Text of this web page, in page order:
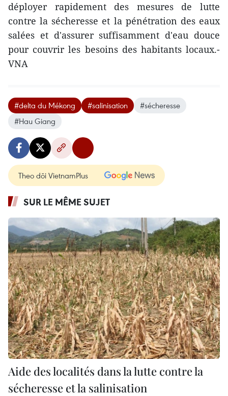
déployer rapidement des mesures ​de lutte
contre la sécheresse et l​a pénétration des eaux
salées et d'assurer ​suffisamment d'eau ​douce
pour couvrir les besoins des habitants locaux.-
VNA
#delta du Mékong #salinisation
#sécheresse
#Hau Giang
Theo dõi VietnamPlus
SUR LE MÊME SUJET
Aide des localités dans la lutte contre la
sécheresse et la salinisation